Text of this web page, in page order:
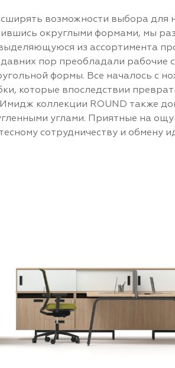
возможности выбора для
округлыми формами, мы
из ассортимента
пор преобладали рабочие
формы. Все началось с
которые впоследствии
коллекции ROUND также
углами. Приятные на
сотрудничеству и обмену